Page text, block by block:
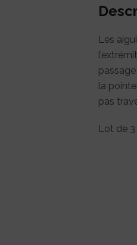
Les
la
pas
Lot de